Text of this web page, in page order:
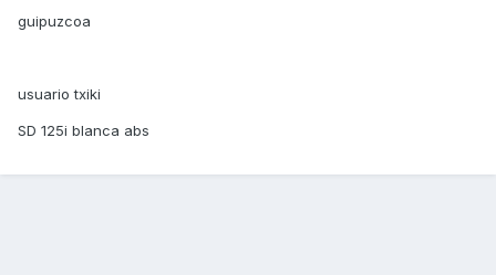
guipuzcoa
usuario txiki
SD 125i blanca abs